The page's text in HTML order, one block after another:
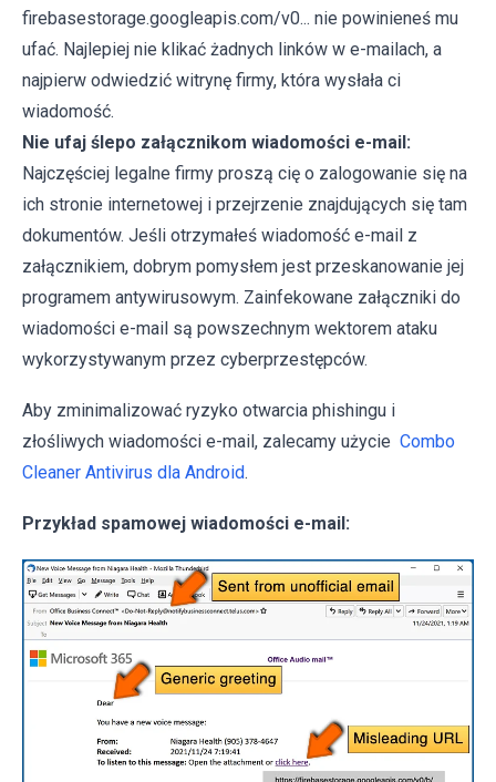
firebasestorage.googleapis.com/v0... nie powinieneś mu
ufać. Najlepiej nie klikać żadnych linków w e-mailach, a
najpierw odwiedzić witrynę firmy, która wysłała ci
wiadomość.
Nie ufaj ślepo załącznikom wiadomości e-mail:
Najczęściej legalne firmy proszą cię o zalogowanie się na
ich stronie internetowej i przejrzenie znajdujących się tam
dokumentów. Jeśli otrzymałeś wiadomość e-mail z
załącznikiem, dobrym pomysłem jest przeskanowanie jej
programem antywirusowym. Zainfekowane załączniki do
wiadomości e-mail są powszechnym wektorem ataku
wykorzystywanym przez cyberprzestępców.
Aby zminimalizować ryzyko otwarcia phishingu i
złośliwych wiadomości e-mail, zalecamy użycie Combo
Cleaner Antivirus dla Android.
Przykład spamowej wiadomości e-mail: